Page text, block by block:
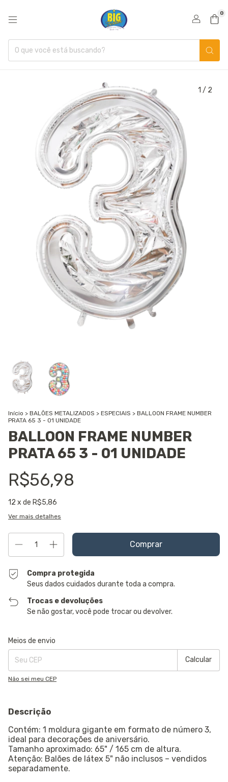
0
1 / 2
Início > BALÕES METALIZADOS > ESPECIAIS > BALLOON FRAME NUMBER
PRATA 65 3 - 01 UNIDADE
BALLOON FRAME NUMBER
PRATA 65 3 - 01 UNIDADE
R$56,98
12 x de R$5,86
Ver mais detalhes
Compra protegida
Seus dados cuidados durante toda a compra.
Trocas e devoluções
Se não gostar, você pode trocar ou devolver.
Entregas para o CEP:
Meios de envio
Calcular
Não sei meu CEP
Descrição
Contém: 1 moldura gigante em formato de número 3,
ideal para decorações de aniversário.
Tamanho aproximado: 65" / 165 cm de altura.
Atenção: Balões de látex 5" não inclusos – vendidos
separadamente.